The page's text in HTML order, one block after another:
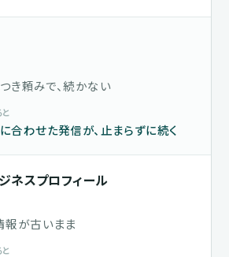
き頼みで、続かない
合わせた発信が、止まらずに続く
ネスプロフィール
報が古いまま